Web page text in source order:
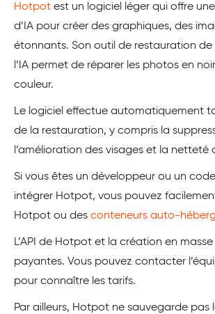
Hotpot est un logiciel léger qui offre
d’IA pour créer des graphiques, des
étonnants. Son outil de restauration
l’IA permet de réparer les photos en
couleur.
Le logiciel effectue automatiquement
de la restauration, y compris la
l’amélioration des visages et la netteté
Si vous êtes un développeur ou un
intégrer Hotpot, vous pouvez
Hotpot ou des conteneurs auto-
L’API de Hotpot et la création en
payantes. Vous pouvez contacter
pour connaître les tarifs.
Par ailleurs, Hotpot ne sauvegarde pas